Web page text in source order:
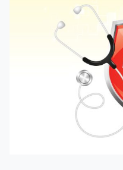
ฮอทไลน์
043-333555